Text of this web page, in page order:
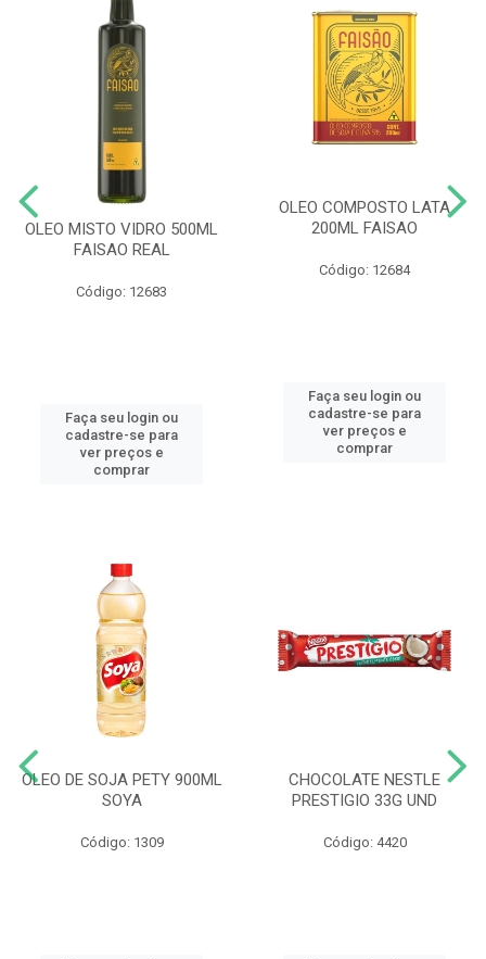
OLEO MISTO VIDRO 500ML
FAISAO REAL
Código: 12683
Faça seu login ou
cadastre-se para
ver preços e
comprar
OLEO COMPOSTO LATA
200ML FAISAO
Código: 12684
Faça seu login ou
cadastre-se para
ver preços e
comprar
OLEO DE SOJA PETY 900ML
SOYA
Código: 1309
CHOCOLATE NESTLE
PRESTIGIO 33G UND
Código: 4420